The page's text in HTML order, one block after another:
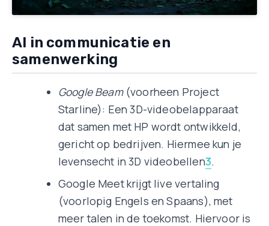
AI in communicatie en
samenwerking
Google Beam(voorheen Project
Starline): Een 3D-videobelapparaat
dat samen met HP wordt ontwikkeld,
gericht op bedrijven. Hiermee kun je
levensecht in 3D videobellen3.
Google Meet krijgt live vertaling
(voorlopig Engels en Spaans), met
meer talen in de toekomst. Hiervoor is